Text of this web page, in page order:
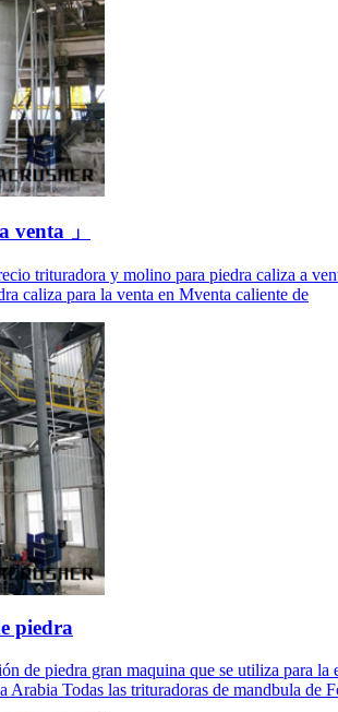
venta 」
trituradora y molino para piedra caliza a
caliza para la venta en Mventa caliente de
piedra
de piedra gran maquina que se utiliza para
Arabia Todas las trituradoras de mandbula de